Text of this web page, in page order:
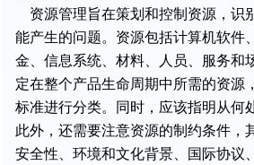
资源管理旨在策划和控制资源，识
能产生的问题。资源包括计算机软件
金、信息系统、材料、人员、服务和
定在整个产品生命周期中所需的资源
标准进行分类。同时，应该指明从何
此外，还需要注意资源的制约条件，
安全性、环境和文化背景、国际协议